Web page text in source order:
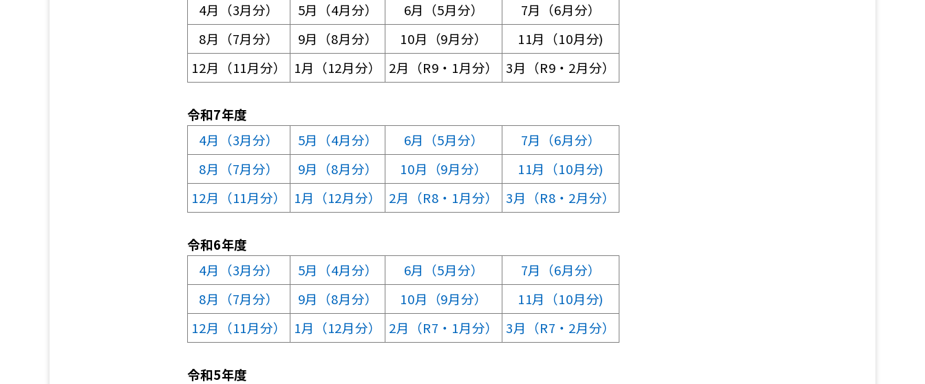
4月（3月分）
5月（4月分） 6月（5月分）
7月（6月分）
8月（7月分）
9月（8月分） 10月（9月分）
11月（10月分)
12月（11月分）
1月（12月分） 2月（R9・1月分） 3月（R9・2月分）
令和7年度
4月（3月分）
5月（4月分） 6月（5月分）
7月（6月分）
8月（7月分）
9月（8月分） 10月（9月分）
11月（10月分)
12月（11月分）
1月（12月分） 2月（R8・1月分） 3月（R8・2月分）
令和6年度
4月（3月分）
5月（4月分） 6月（5月分）
7月（6月分）
8月（7月分）
9月（8月分） 10月（9月分）
11月（10月分)
12月（11月分）
1月（12月分） 2月（R7・1月分） 3月（R7・2月分）
令和5年度